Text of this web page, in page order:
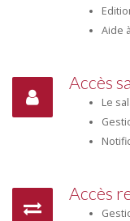
Aide
Accès
Le
Accès